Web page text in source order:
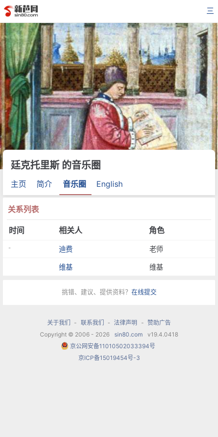
三
廷克托里斯 的音乐圈
主页 简介 音乐圈 English
关系列表
时间 相关人 角色
- 迪费 老师
维基 维基
挑错、建议、提供资料？ 在线提交
关于我们 - 联系我们 - 法律声明 - 赞助广告
Copyright © 2006 - 2026
sin80.com
v19.4.0418
京公网安备11010502033394号
京ICP备15019454号-3